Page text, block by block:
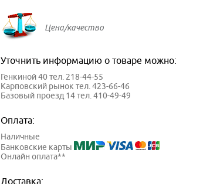
Цена/качество
Уточнить информацию о товаре можно:
Генкиной 40 тел. 218-44-55
Карповский рынок тел. 423-66-46
Базовый проезд 14 тел. 410-49-49
Оплата:
Наличные
Банковские карты
Онлайн оплата**
Доставка: